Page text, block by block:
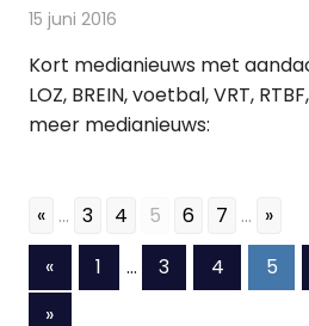
15 juni 2016
Kort medianieuws met
LOZ, BREIN, voetbal, VRT,
meer medianieuws:
« ... 3 4 5 6 7 ... »
Berichten
paginering
«Vorige
berichten
1 … 3 4 5
Volgende
»